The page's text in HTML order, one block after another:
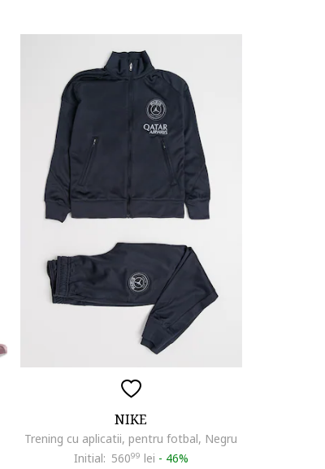
NIKE
Trening cu aplicatii, pentru fotbal, Negru
Initial: 56099 lei - 46%